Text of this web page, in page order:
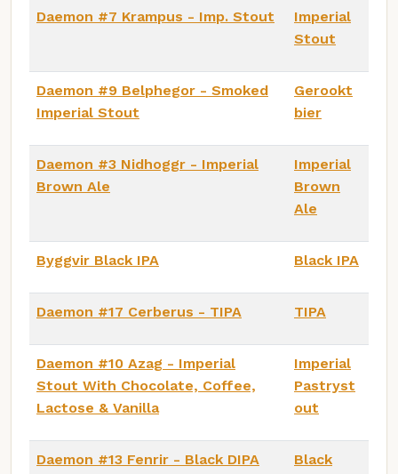
Daemon #7 Krampus - Imp. Stout
Imperial
Stout
Daemon #9 Belphegor - Smoked
Imperial Stout
Gerookt
bier
Daemon #3 Nidhoggr - Imperial
Brown Ale
Imperial
Brown
Ale
Byggvir Black IPA Black IPA
Daemon #17 Cerberus - TIPA TIPA
Daemon #10 Azag - Imperial
Stout With Chocolate, Coffee,
Lactose & Vanilla
Imperial
Pastryst
out
Daemon #13 Fenrir - Black DIPA
Black